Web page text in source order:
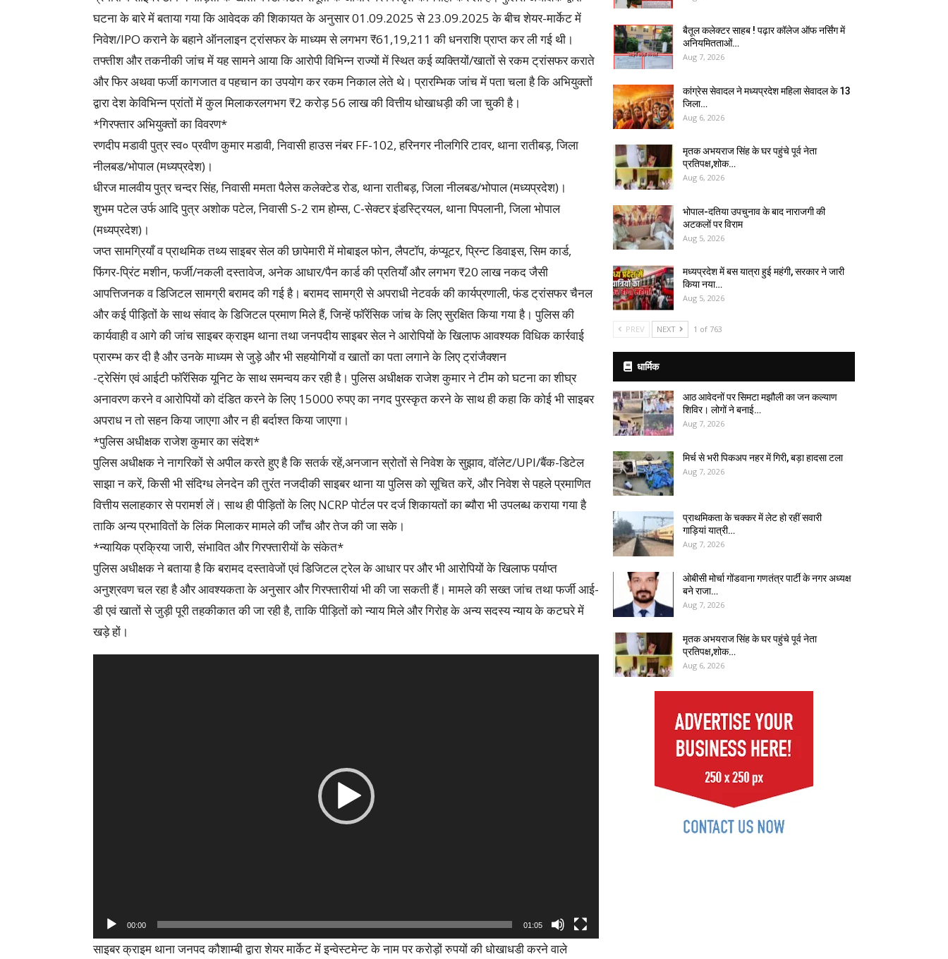
घटना के बारे में बताया गया कि आवेदक की शिकायत के अनुसार 01.09.2025 से 23.09.2025 के बीच शेयर-मार्केट में
निवेश/IPO कराने के बहाने ऑनलाइन ट्रांसफर के माध्यम से लगभग ₹61,19,211 की धनराशि प्राप्त कर ली गई थी।
तफ्तीश और तकनीकी जांच में यह सामने आया कि आरोपी विभिन्न राज्यों में स्थित कई व्यक्तियों/खातों से रकम ट्रांसफर कराते
और फिर अथवा फर्जी कागजात व पहचान का उपयोग कर रकम निकाल लेते थे। प्रारम्भिक जांच में पता चला है कि अभियुक्तों
द्वारा देश केविभिन्न प्रांतों में कुल मिलाकरलगभग ₹2 करोड़ 56 लाख की वित्तीय धोखाधड़ी की जा चुकी है।
*गिरफ्तार अभियुक्तों का विवरण*
रणदीप मडावी पुत्र स्व० प्रवीण कुमार मडावी, निवासी हाउस नंबर FF-102, हरिनगर नीलगिरि टावर, थाना रातीबड़, जिला
नीलबड/भोपाल (मध्यप्रदेश)।
धीरज मालवीय पुत्र चन्दर सिंह, निवासी ममता पैलेस कलेक्टेड रोड, थाना रातीबड़, जिला नीलबड/भोपाल (मध्यप्रदेश)।
शुभम पटेल उर्फ आदि पुत्र अशोक पटेल, निवासी S-2 राम होम्स, C-सेक्टर इंडस्ट्रियल, थाना पिपलानी, जिला भोपाल
(मध्यप्रदेश)।
जप्त सामग्रियाँ व प्राथमिक तथ्य साइबर सेल की छापेमारी में मोबाइल फोन, लैपटॉप, कंप्यूटर, प्रिन्ट डिवाइस, सिम कार्ड,
फिंगर-प्रिंट मशीन, फर्जी/नकली दस्तावेज, अनेक आधार/पैन कार्ड की प्रतियाँ और लगभग ₹20 लाख नकद जैसी
आपत्तिजनक व डिजिटल सामग्री बरामद की गई है। बरामद सामग्री से अपराधी नेटवर्क की कार्यप्रणाली, फंड ट्रांसफर चैनल
और कई पीड़ितों के साथ संवाद के डिजिटल प्रमाण मिले हैं, जिन्हें फॉरेंसिक जांच के लिए सुरक्षित किया गया है। पुलिस की
कार्यवाही व आगे की जांच साइबर क्राइम थाना तथा जनपदीय साइबर सेल ने आरोपियों के खिलाफ आवश्यक विधिक कार्रवाई
प्रारम्भ कर दी है और उनके माध्यम से जुड़े और भी सहयोगियों व खातों का पता लगाने के लिए ट्रांजैक्शन
-ट्रेसिंग एवं आईटी फॉरेंसिक यूनिट के साथ समन्वय कर रही है। पुलिस अधीक्षक राजेश कुमार ने टीम को घटना का शीघ्र
अनावरण करने व आरोपियों को दंडित करने के लिए 15000 रुपए का नगद पुरस्कृत करने के साथ ही कहा कि कोई भी साइबर
अपराध न तो सहन किया जाएगा और न ही बर्दाश्त किया जाएगा।
*पुलिस अधीक्षक राजेश कुमार का संदेश*
पुलिस अधीक्षक ने नागरिकों से अपील करते हुए है कि सतर्क रहें,अनजान स्रोतों से निवेश के सुझाव, वॉलेट/UPI/बैंक-डिटेल
साझा न करें, किसी भी संदिग्ध लेनदेन की तुरंत नजदीकी साइबर थाना या पुलिस को सूचित करें, और निवेश से पहले प्रमाणित
वित्तीय सलाहकार से परामर्श लें। साथ ही पीड़ितों के लिए NCRP पोर्टल पर दर्ज शिकायतों का ब्यौरा भी उपलब्ध कराया गया है
ताकि अन्य प्रभावितों के लिंक मिलाकर मामले की जाँच और तेज की जा सके।
*न्यायिक प्रक्रिया जारी, संभावित और गिरफ्तारीयाें के संकेत*
पुलिस अधीक्षक ने बताया है कि बरामद दस्तावेजों एवं डिजिटल ट्रेल के आधार पर और भी आरोपियों के खिलाफ पर्याप्त
अनुश्रवण चल रहा है और आवश्यकता के अनुसार और गिरफ्तारीयां भी की जा सकती हैं। मामले की सख्त जांच तथा फर्जी आई-
डी एवं खातों से जुड़ी पूरी तहकीकात की जा रही है, ताकि पीड़ितों को न्याय मिले और गिरोह के अन्य सदस्य न्याय के कटघरे में
खड़े हों।
00:00 01:05
साइबर क्राइम थाना जनपद कौशाम्बी द्वारा शेयर मार्केट में इन्वेस्टमेन्ट के नाम पर करोड़ों रुपयों की धोखाधडी करने वाले
बैतूल कलेक्टर साहब ! पढ़ार कॉलेज ऑफ नर्सिंग में
अनियमितताओं…
Aug 7, 2026
कांग्रेस सेवादल ने मध्यप्रदेश महिला सेवादल के 13
जिला…
Aug 6, 2026
मृतक अभयराज सिंह के घर पहुंचे पूर्व नेता
प्रतिपक्ष,शोक…
Aug 6, 2026
भोपाल-दतिया उपचुनाव के बाद नाराजगी की
अटकलों पर विराम
Aug 5, 2026
मध्यप्रदेश में बस यात्रा हुई महंगी, सरकार ने जारी
किया नया…
Aug 5, 2026
PREV NEXT 1 of 763
धार्मिक
आठ आवेदनों पर सिमटा मझौली का जन कल्याण
शिविर। लोगों ने बनाई…
Aug 7, 2026
मिर्च से भरी पिकअप नहर में गिरी, बड़ा हादसा टला
Aug 7, 2026
प्राथमिकता के चक्कर में लेट हो रहीं सवारी
गाड़ियां यात्री…
Aug 7, 2026
ओबीसी मोर्चा गोंडवाना गणतंत्र पार्टी के नगर अध्यक्ष
बने राजा…
Aug 7, 2026
मृतक अभयराज सिंह के घर पहुंचे पूर्व नेता
प्रतिपक्ष,शोक…
Aug 6, 2026